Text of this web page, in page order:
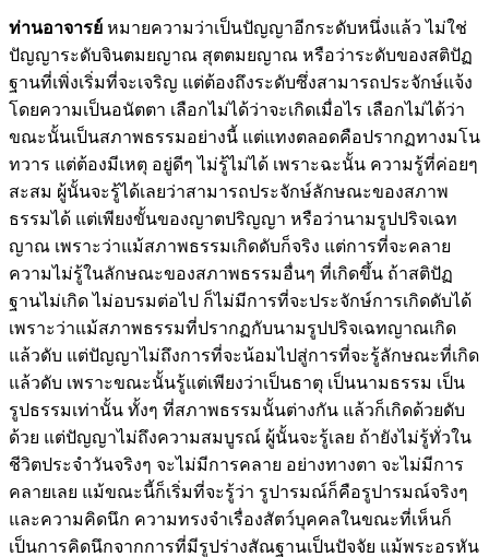
ท่านอาจารย์ หมายความว่าเป็นปัญญาอีกระดับหนึ่งแล้ว ไม่ใช่
ปัญญาระดับจินตมยญาณ สุตตมยญาณ หรือว่าระดับของสติปัฏ
ฐานที่เพิ่งเริ่มที่จะเจริญ แต่ต้องถึงระดับซึ่งสามารถประจักษ์แจ้ง
โดยความเป็นอนัตตา เลือกไม่ได้ว่าจะเกิดเมื่อไร เลือกไม่ได้ว่า
ขณะนั้นเป็นสภาพธรรมอย่างนี้ แต่แทงตลอดคือปรากฏทางมโน
ทวาร แต่ต้องมีเหตุ อยู่ดีๆ ไม่รู้ไม่ได้ เพราะฉะนั้น ความรู้ที่ค่อยๆ
สะสม ผู้นั้นจะรู้ได้เลยว่าสามารถประจักษ์ลักษณะของสภาพ
ธรรมได้ แต่เพียงขั้นของญาตปริญญา หรือว่านามรูปปริจเฉท
ญาณ เพราะว่าแม้สภาพธรรมเกิดดับก็จริง แต่การที่จะคลาย
ความไม่รู้ในลักษณะของสภาพธรรมอื่นๆ ที่เกิดขึ้น ถ้าสติปัฏ
ฐานไม่เกิด ไม่อบรมต่อไป ก็ไม่มีการที่จะประจักษ์การเกิดดับได้
เพราะว่าแม้สภาพธรรมที่ปรากฏกับนามรูปปริจเฉทญาณเกิด
แล้วดับ แต่ปัญญาไม่ถึงการที่จะน้อมไปสู่การที่จะรู้ลักษณะที่เกิด
แล้วดับ เพราะขณะนั้นรู้แต่เพียงว่าเป็นธาตุ เป็นนามธรรม เป็น
รูปธรรมเท่านั้น ทั้งๆ ที่สภาพธรรมนั้นต่างกัน แล้วก็เกิดด้วยดับ
ด้วย แต่ปัญญาไม่ถึงความสมบูรณ์ ผู้นั้นจะรู้เลย ถ้ายังไม่รู้ทั่วใน
ชีวิตประจำวันจริงๆ จะไม่มีการคลาย อย่างทางตา จะไม่มีการ
คลายเลย แม้ขณะนี้ก็เริ่มที่จะรู้ว่า รูปารมณ์ก็คือรูปารมณ์จริงๆ
และความคิดนึก ความทรงจำเรื่องสัตว์บุคคลในขณะที่เห็นก็
เป็นการคิดนึกจากการที่มีรูปร่างสัณฐานเป็นปัจจัย แม้พระอรหัน